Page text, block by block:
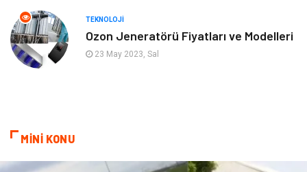
Ev İşleri
Astroloji
TEKNOLOJI
Ozon Jeneratörü Fiyatları ve Modelleri
23 May 2023, Sal
MİNİ KONU